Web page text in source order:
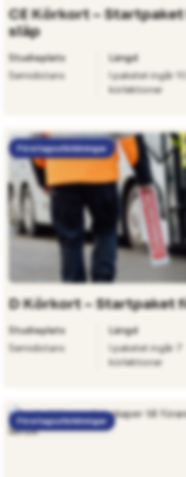
CE Körkort –
släp
Studieplats
Semidistans
Längd
I paketet ingår 10
körlektioner
Företagsutbildningar
D Körkort – Startpaket
Studieplats
Semidistans
Längd
I paketet ingår 7
körlektioner
Företagsutbildningar